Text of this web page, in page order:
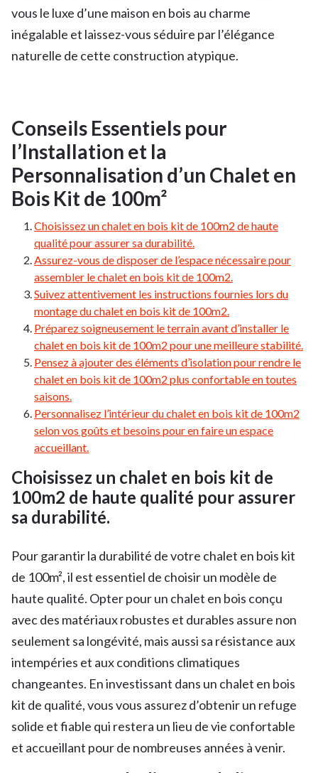
vous le luxe d’une maison en bois au charme
inégalable et laissez-vous séduire par l’élégance
naturelle de cette construction atypique.
Conseils Essentiels pour
l’Installation et la
Personnalisation d’un Chalet en
Bois Kit de 100m²
Choisissez un chalet en bois kit de 100m2 de haute
qualité pour assurer sa durabilité.
Assurez-vous de disposer de l’espace nécessaire pour
assembler le chalet en bois kit de 100m2.
Suivez attentivement les instructions fournies lors du
montage du chalet en bois kit de 100m2.
Préparez soigneusement le terrain avant d’installer le
chalet en bois kit de 100m2 pour une meilleure stabilité.
Pensez à ajouter des éléments d’isolation pour rendre le
chalet en bois kit de 100m2 plus confortable en toutes
saisons.
Personnalisez l’intérieur du chalet en bois kit de 100m2
selon vos goûts et besoins pour en faire un espace
accueillant.
Choisissez un chalet en bois kit de
100m2 de haute qualité pour assurer
sa durabilité.
Pour garantir la durabilité de votre chalet en bois kit
de 100m², il est essentiel de choisir un modèle de
haute qualité. Opter pour un chalet en bois conçu
avec des matériaux robustes et durables assure non
seulement sa longévité, mais aussi sa résistance aux
intempéries et aux conditions climatiques
changeantes. En investissant dans un chalet en bois
kit de qualité, vous vous assurez d’obtenir un refuge
solide et fiable qui restera un lieu de vie confortable
et accueillant pour de nombreuses années à venir.